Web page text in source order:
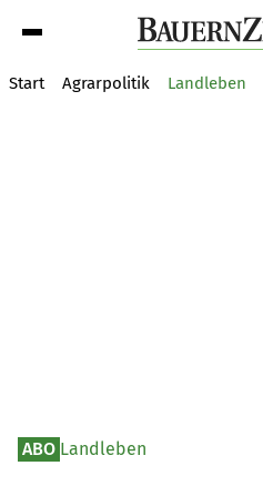
Start Agrarpolitik Landleben
ABO Landleben